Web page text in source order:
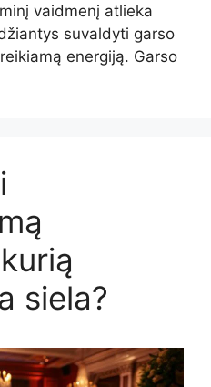
vaidmenį atlieka
suvaldyti garso
energiją. Garso
siela?